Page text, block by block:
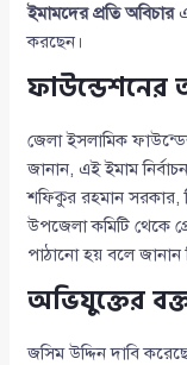
ইমামদের প্রতি অবিচার
করছেন।
ফাউন্ডেশনের
জেলা ইসলামিক
জানান, এই ইমাম
শফিকুর রহমান সরকার,
উপজেলা কমিটি থেকে
পাঠানো হয় বলে জানান
অভিযুক্তের
জসিম উদ্দিন দাবি